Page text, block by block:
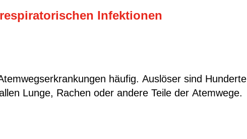
Infektionen
häufig. Auslöser sind Hunderte
Lunge, Rachen oder andere Teile der Atemwege.